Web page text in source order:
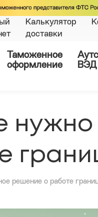
Калькулятор
доставки
Таможенное
оформление
ВЭД
нужно
решение о работе